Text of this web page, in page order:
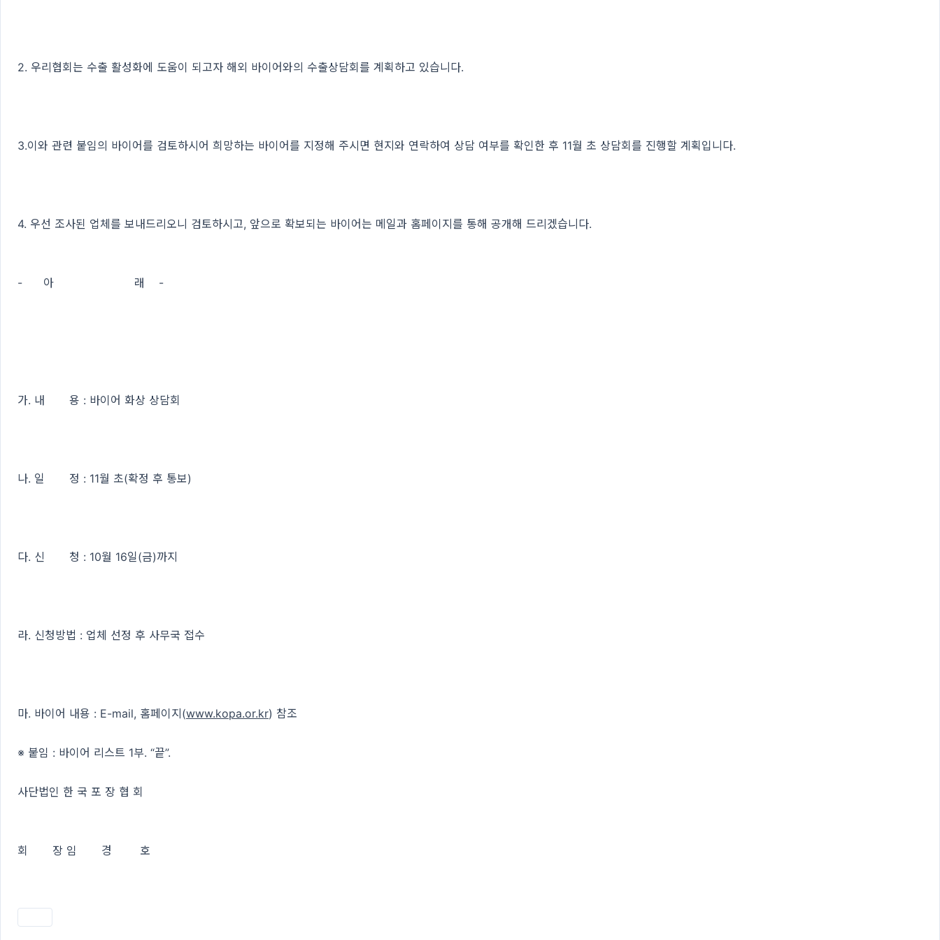
2. 우리협회는 수출 활성화에 도움이 되고자 해외 바이어와의 수출상담회를 계획하고 있습니다.
3.이와 관련 붙임의 바이어를 검토하시어 희망하는 바이어를 지정해 주시면 현지와 연락하여 상담 여부를 확인한 후 11월 초 상담회를 진행할 계획입니다.
4. 우선 조사된 업체를 보내드리오니 검토하시고, 앞으로 확보되는 바이어는 메일과 홈페이지를 통해 공개해 드리겠습니다.
- 아 래 -
가. 내 용 : 바이어 화상 상담회
나. 일 정 : 11월 초(확정 후 통보)
다. 신 청 : 10월 16일(금)까지
라. 신청방법 : 업체 선정 후 사무국 접수
마. 바이어 내용 : E-mail, 홈페이지(www.kopa.or.kr) 참조
※ 붙임 : 바이어 리스트 1부. “끝”.
사단법인 한 국 포 장 협 회
회 장 임 경 호